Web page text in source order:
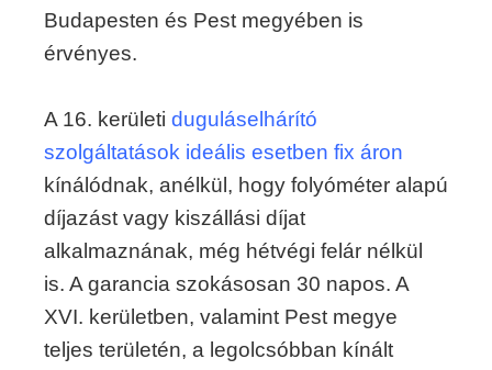
Budapesten és Pest megyében is
érvényes.
A 16. kerületi duguláselhárító
szolgáltatások ideális esetben fix áron
kínálódnak, anélkül, hogy folyóméter alapú
díjazást vagy kiszállási díjat
alkalmaznának, még hétvégi felár nélkül
is. A garancia szokásosan 30 napos. A
XVI. kerületben, valamint Pest megye
teljes területén, a legolcsóbban kínált